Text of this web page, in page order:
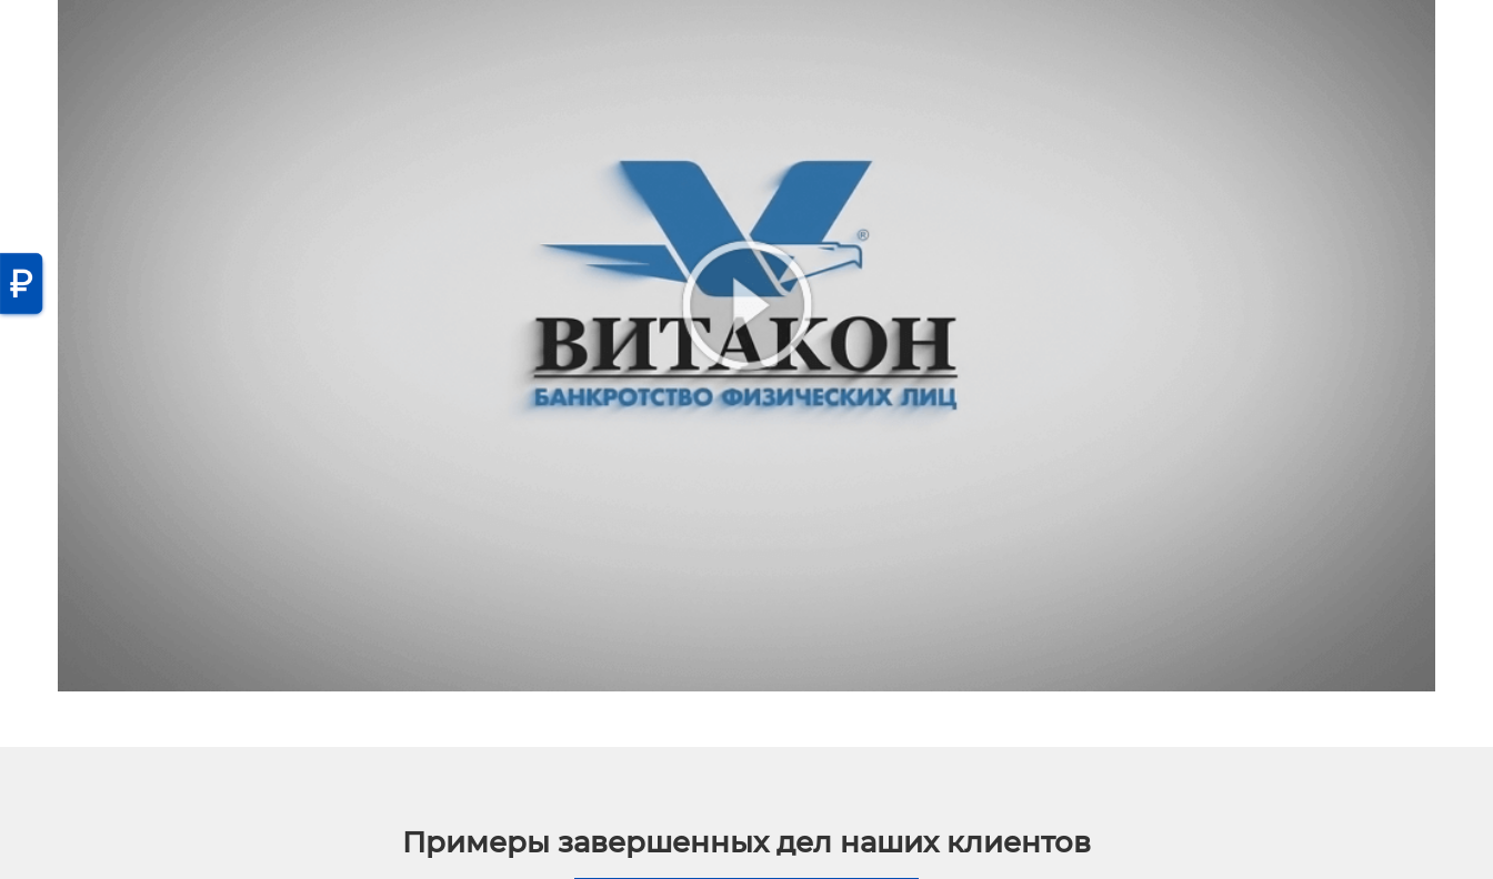
Примеры завершенных дел наших клиентов